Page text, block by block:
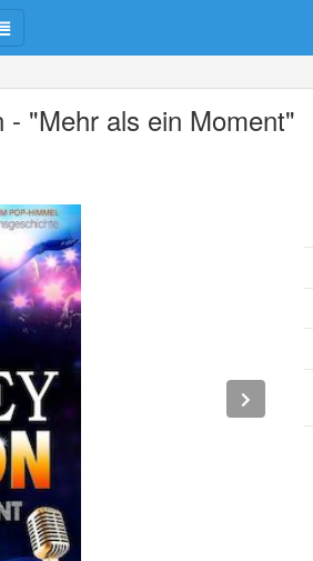
- "Mehr als ein Moment"